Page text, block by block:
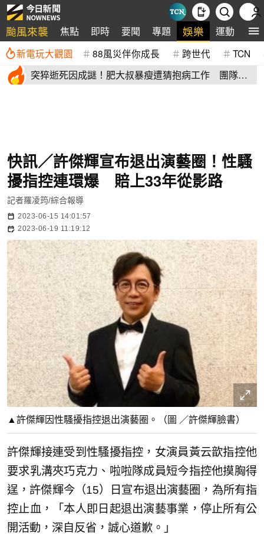
颱風來襲 焦點 即時 要聞 專題 娛樂 運動 全
新電玩大觀園 88風災伴你成長 跨世代 TCN
突猝逝死因成謎！肥大叔暴瘦遭猜抱病工作 團隊宣
快訊／許傑輝宣布退出演藝圈！性騷
擾指控連環爆 賠上33年從影路
記者羅凌筠/綜合報導
2023-06-15 14:01:57
2023-06-19 11:19:12
▲許傑輝因性騷擾指控退出演藝圈。（圖 ／許傑輝臉書）
許傑輝接連受到性騷擾指控，女演員黃云歆指控他
要求乳溝夾巧克力、啦啦隊成員短今指控他摸胸得
逞，許傑輝今（15）日宣布退出演藝圈，為所有指
控止血，「本人即日起退出演藝事業，停止所有公
開活動，深自反省，誠心道歉。」